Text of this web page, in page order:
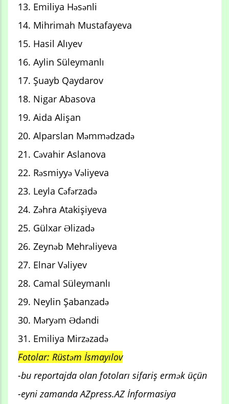
13. Emiliya Həsənli
14. Mihrimah Mustafayeva
15. Hasil Alıyev
16. Aylin Süleymanlı
17. Şuayb Qaydarov
18. Nigar Abasova
19. Aida Alişan
20. Alparslan Məmmədzadə
21. Cəvahir Aslanova
22. Rəsmiyyə Vəliyeva
23. Leyla Cəfərzadə
24. Zəhra Atakişiyeva
25. Gülxar Əlizadə
26. Zeynəb Mehrəliyeva
27. Elnar Vəliyev
28. Camal Süleymanlı
29. Neylin Şabanzadə
30. Məryəm Ədəndi
31. Emiliya Mirzəzadə
Fotolar: Rüstəm İsmayılov
-bu reportajda olan fotoları sifariş ermək üçün
-eyni zamanda AZpress.AZ İnformasiya